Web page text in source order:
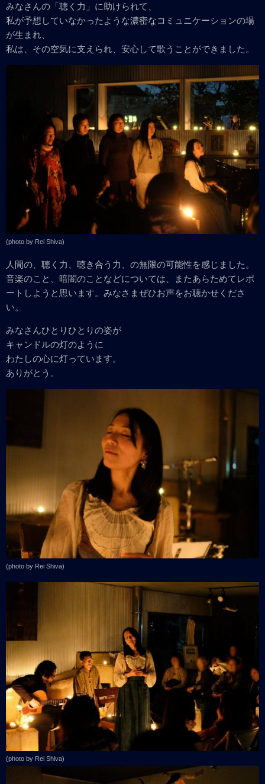
みなさんの「聴く力」に助けられて、
私が予想していなかったような濃密なコミュニケーションの場
が生まれ、
私は、その空気に支えられ、安心して歌うことができました。
(photo by Rei Shiva)
人間の、聴く力、聴き合う力、の無限の可能性を感じました。
音楽のこと、暗闇のことなどについては、またあらためてレポ
ートしようと思います。みなさまぜひお声をお聴かせくださ
い。
みなさんひとりひとりの姿が
キャンドルの灯のように
わたしの心に灯っています。
ありがとう。
(photo by Rei Shiva)
(photo by Rei Shiva)